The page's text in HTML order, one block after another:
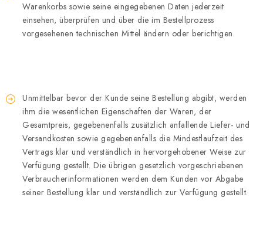
Warenkorbs sowie seine eingegebenen Daten jederzeit
einsehen, überprüfen und über die im Bestellprozess
vorgesehenen technischen Mittel ändern oder berichtigen.
Unmittelbar bevor der Kunde seine Bestellung abgibt, werden
ihm die wesentlichen Eigenschaften der Waren, der
Gesamtpreis, gegebenenfalls zusätzlich anfallende Liefer- und
Versandkosten sowie gegebenenfalls die Mindestlaufzeit des
Vertrags klar und verständlich in hervorgehobener Weise zur
Verfügung gestellt. Die übrigen gesetzlich vorgeschriebenen
Verbraucherinformationen werden dem Kunden vor Abgabe
seiner Bestellung klar und verständlich zur Verfügung gestellt.